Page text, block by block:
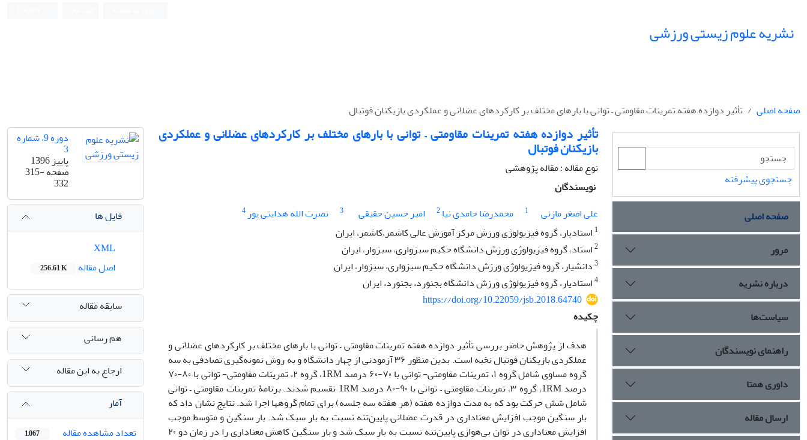
نشریه علوم زیستی ورزشی
صفحه اصلی تأثیر دوازده هفته تمرینات مقاومتی – توانی با بارهای مختلف بر کارکردهای عضلانی و عملکردی بازیکنان فوتبال
تأثیر دوازده هفته تمرینات مقاومتی – توانی با بارهای مختلف بر کارکردهای عضلانی و عملکردی
بازیکنان فوتبال
نوع مقاله : مقاله پژوهشی
نویسندگان
علی اصغر مازنی
1 محمدرضا حامدی نیا2 امیر حسین حقیقی 3 نصرت الله هدایتی پور4
1 استادیار، گروه فیزیولوژی ورزش مرکز آموزش عالی کاشمر،کاشمر، ایران
2استاد، گروه فیزیولوژی ورزش دانشگاه حکیم سبزواری، سبزوار، ایران
3دانشیار، گروه فیزیولوژی ورزش دانشگاه حکیم سبزواری، سبزوار، ایران
4استادیار، گروه فیزیولوژی ورزش دانشگاه بجنورد، بجنورد، ایران
https://doi.org/10.22059/jsb.2018.64740
چکیده
هدف از پژوهش حاضر بررسی تأثیر دوازده هفته تمرینات مقاومتی – توانی با بارهای مختلف بر کارکردهای عضلانی و
عملکردی بازیکنان فوتبال نخبه است. بدین منظور ۳۶ آزمودنی از چهار دانشگاه و به روش نمونه‌گیری تصادفی به سه
گروه مساوی شامل گروه ۱، تمرینات مقاومتی- توانی با ۷۰-۶۰ درصد 1RM، گروه ۲، تمرینات مقاومتی- توانی با ۸۰-۷۰
درصد 1RM، گروه ۳، تمرینات مقاومتی – توانی با ۹۰-۸۰ درصد 1RM تقسیم شدند. برنامۀ تمرینات مقاومتی – توانی
شامل شش حرکت بود که به مدت دوازده هفته (هر هفته سه جلسه) برای تمام گروه­ها اجرا شد. نتایج نشان داد که
بار سنگین موجب افزایش معنا‌داری در قدرت عضلانی پایین‌تنه نسبت به بار سبک شد. بار سنگین و متوسط موجب
افزایش معنا‌داری در توان بی‌هوازی پایین‌تنه نسبت به بار سبک شد و بار سنگین کاهش معنا‌داری را در زمان دو ۲۰
دوره 9، شماره
3
پاییز 1396
صفحه315-
332
فایل ها
اصل مقاله
256.61 K
سابقه مقاله
هم رسانی
ارجاع به این مقاله
آمار
تعداد مشاهده مقاله
1,067
جستجوی پیشرفته
صفحه اصلی
مرور
درباره نشریه
سیاست‌ها
راهنمای نویسندگان
داوری همتا
ارسال مقاله